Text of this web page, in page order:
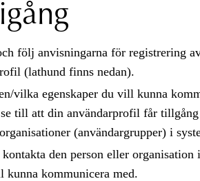
följ anvisningarna för registrering
(lathund finns nedan).
vilka egenskaper du vill kunna
se till att din användarprofil får
(användargrupper) i
den person eller organisation
kunna kommunicera med.